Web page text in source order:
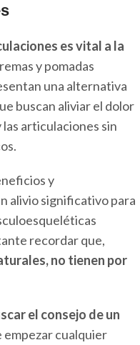
es vital a la
y pomadas
una alternativa
buscan aliviar el dolor
las articulaciones sin
y
alivio significativo para
recordar que,
no tienen por
el consejo de un
empezar cualquier